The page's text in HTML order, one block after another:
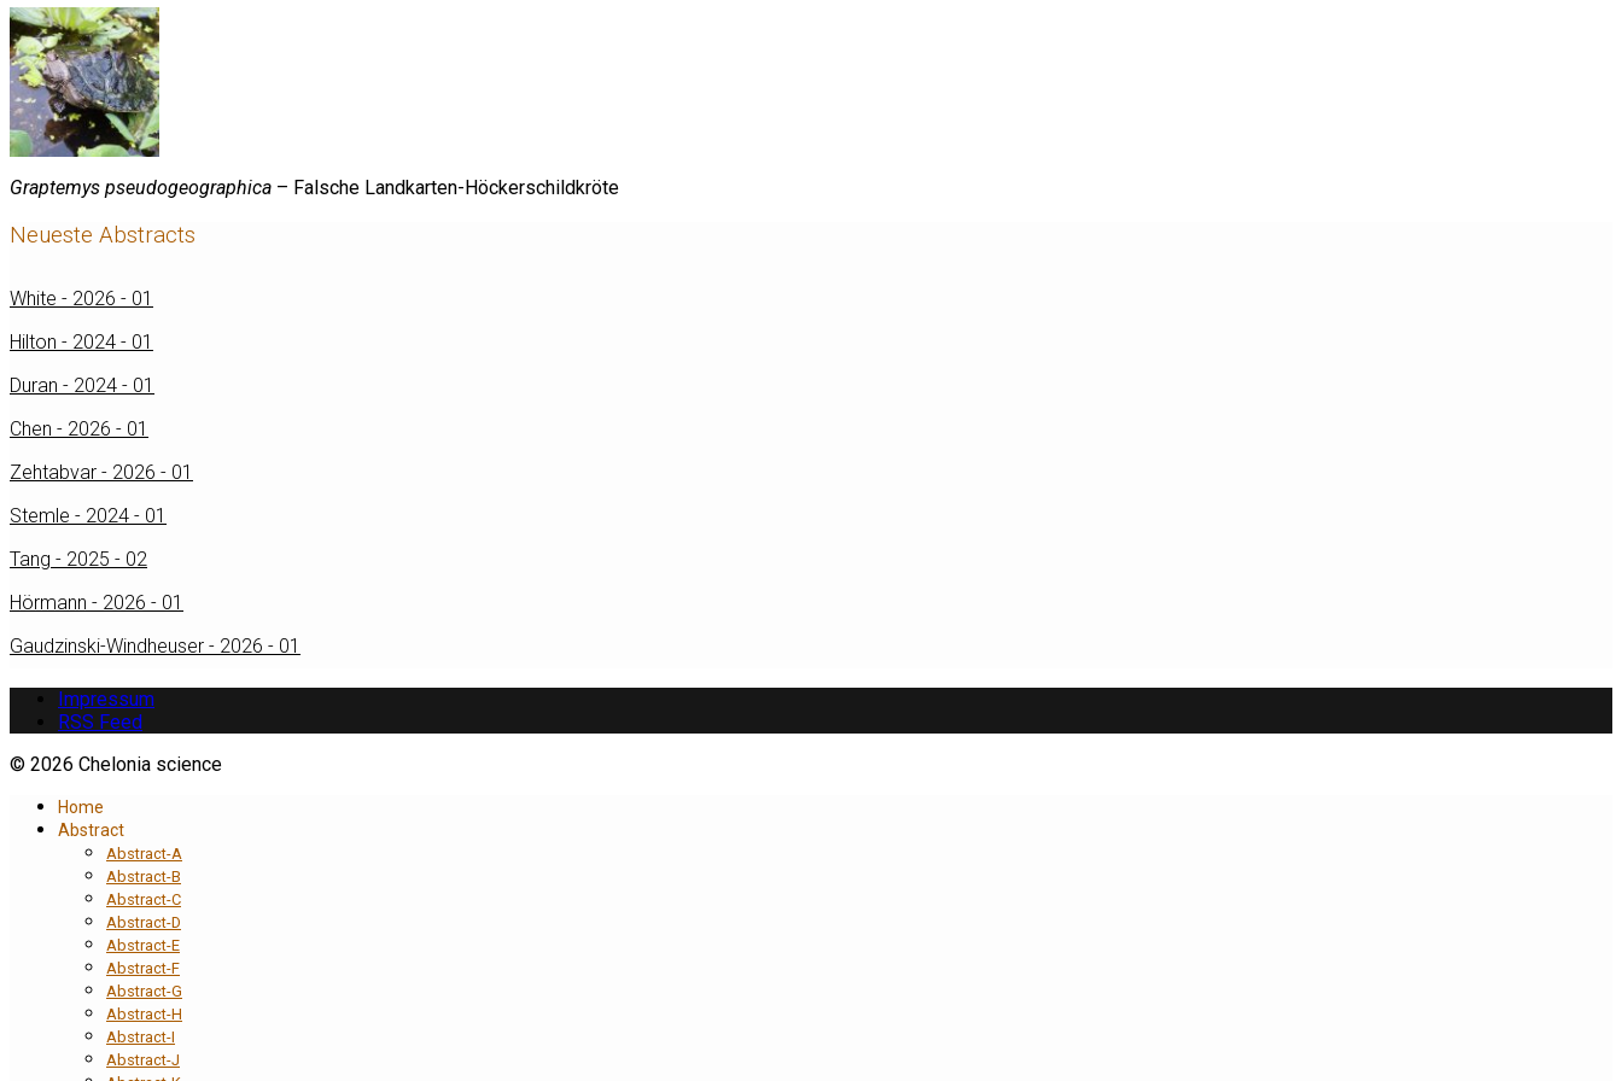
Graptemys pseudogeographica – Falsche Landkarten-Höckerschildkröte
Neueste Abstracts
White - 2026 - 01
Hilton - 2024 - 01
Duran - 2024 - 01
Chen - 2026 - 01
Zehtabvar - 2026 - 01
Stemle - 2024 - 01
Tang - 2025 - 02
Hörmann - 2026 - 01
Gaudzinski-Windheuser - 2026 - 01
Impressum
RSS Feed
© 2026 Chelonia science
Home
Abstract
Abstract-A
Abstract-B
Abstract-C
Abstract-D
Abstract-E
Abstract-F
Abstract-G
Abstract-H
Abstract-I
Abstract-J